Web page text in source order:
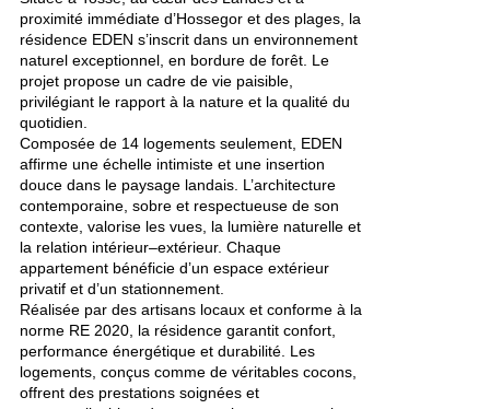
proximité immédiate d’Hossegor et des plages, la
résidence EDEN s’inscrit dans un environnement
naturel exceptionnel, en bordure de forêt. Le
projet propose un cadre de vie paisible,
privilégiant le rapport à la nature et la qualité du
quotidien.
Composée de 14 logements seulement, EDEN
affirme une échelle intimiste et une insertion
douce dans le paysage landais. L’architecture
contemporaine, sobre et respectueuse de son
contexte, valorise les vues, la lumière naturelle et
la relation intérieur–extérieur. Chaque
appartement bénéficie d’un espace extérieur
privatif et d’un stationnement.
Réalisée par des artisans locaux et conforme à la
norme RE 2020, la résidence garantit confort,
performance énergétique et durabilité. Les
logements, conçus comme de véritables cocons,
offrent des prestations soignées et